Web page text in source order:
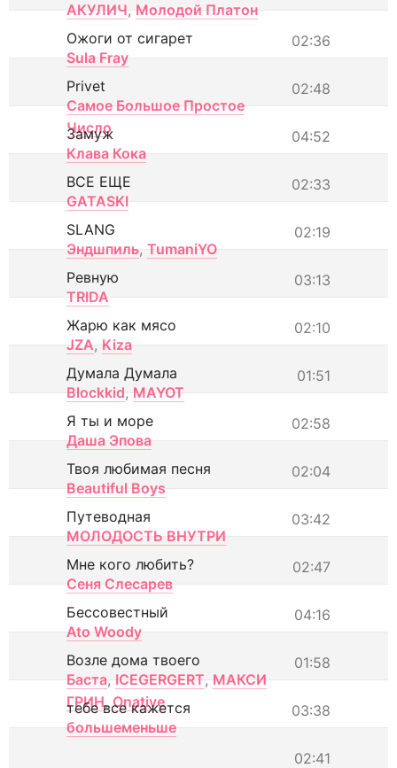
АКУЛИЧ, Молодой Платон
02:36
Ожоги от сигарет
Sula Fray
02:48
Privet
Самое Большое Простое
Число
04:52
Замуж
Клава Кока
02:33
ВСЕ ЕЩЕ
GATASKI
02:19
SLANG
Эндшпиль, TumaniYO
03:13
Ревную
TRIDA
02:10
Жарю как мясо
JZA, Kiza
01:51
Думала Думала
Blockkid, MAYOT
02:58
Я ты и море
Даша Эпова
02:04
Твоя любимая песня
Beautiful Boys
03:42
Путеводная
МОЛОДОСТЬ ВНУТРИ
02:47
Мне кого любить?
Сеня Слесарев
04:16
Бессовестный
Ato Woody
01:58
Возле дома твоего
Баста, ICEGERGERT, МАКСИ
ГРИН, Onative 03:38
тебе все кажется
большеменьше
02:41